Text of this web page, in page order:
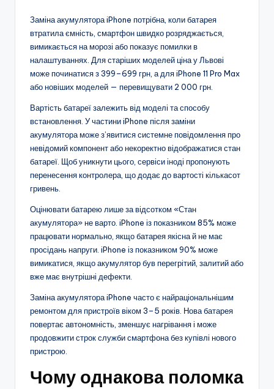
Заміна акумулятора iPhone потрібна, коли батарея
втратила ємність, смартфон швидко розряджається,
вимикається на морозі або показує помилки в
налаштуваннях. Для старіших моделей ціна у Львові
може починатися з 399–699 грн, а для iPhone 11 Pro Max
або новіших моделей — перевищувати 2 000 грн.
Вартість батареї залежить від моделі та способу
встановлення. У частини iPhone після заміни
акумулятора може з’явитися системне повідомлення про
невідомий компонент або некоректно відображатися стан
батареї. Щоб уникнути цього, сервіси іноді пропонують
перенесення контролера, що додає до вартості кількасот
гривень.
Оцінювати батарею лише за відсотком «Стан
акумулятора» не варто. iPhone із показником 85% може
працювати нормально, якщо батарея якісна й не має
просідань напруги. iPhone із показником 90% може
вимикатися, якщо акумулятор був перегрітий, залитий або
вже має внутрішні дефекти.
Заміна акумулятора iPhone часто є найраціональнішим
ремонтом для пристроїв віком 3–5 років. Нова батарея
повертає автономність, зменшує нагрівання і може
продовжити строк служби смартфона без купівлі нового
пристрою.
Чому однакова поломка